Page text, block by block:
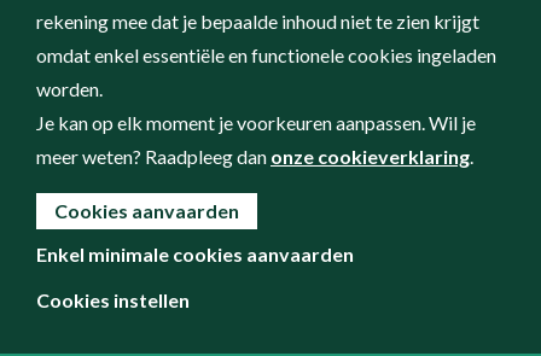
rekening mee dat je bepaalde inhoud niet te zien krijgt
omdat enkel essentiële en functionele cookies ingeladen
worden.
Je kan op elk moment je voorkeuren aanpassen. Wil je
meer weten? Raadpleeg dan onze cookieverklaring.
Cookies aanvaarden
Enkel minimale cookies aanvaarden
Cookies instellen